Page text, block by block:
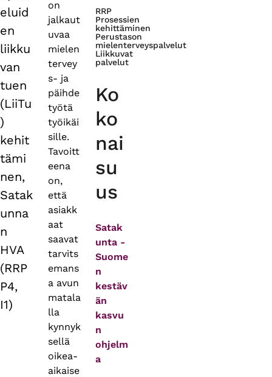
eluid
en
liikku
van
tuen
(LiiTu
)
kehit
tämi
nen,
Satak
unna
n
HVA
(RRP
P4,
I1)
on
jalkaut
uvaa
mielen
tervey
s- ja
päihde
työtä
työikäi
sille.
Tavoitt
eena
on,
että
asiakk
aat
saavat
tarvits
emans
a avun
matala
lla
kynnyk
sellä
oikea-
aikaise
RRP
Prosessien
kehittäminen
Perustason
mielenterveyspalvelut
Liikkuvat
palvelut
Ko
ko
nai
su
us
Satak
unta -
Suome
n
kestäv
än
kasvu
n
ohjelm
a